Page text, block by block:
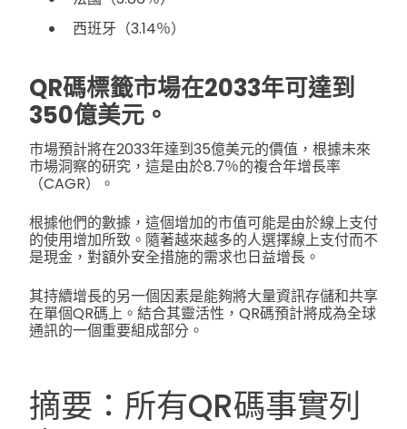
西班牙（3.14％）
QR碼標籤市場在2033年可達到
350億美元。
市場預計將在2033年達到35億美元的價值，根據未來
市場洞察的研究，這是由於8.7％的複合年增長率
（CAGR）。
根據他們的數據，這個增加的市值可能是由於線上支付
的使用增加所致。隨著越來越多的人選擇線上支付而不
是現金，對額外安全措施的需求也日益增長。
其持續增長的另一個因素是能夠將大量資訊存儲和共享
在單個QR碼上。結合其靈活性，QR碼預計將成為全球
通訊的一個重要組成部分。
摘要：所有QR碼事實列